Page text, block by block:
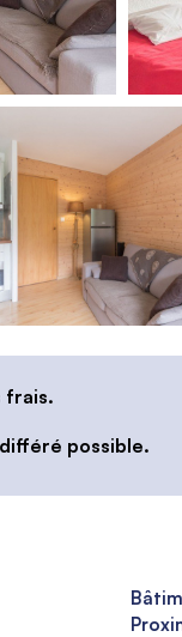
frais.
possible.